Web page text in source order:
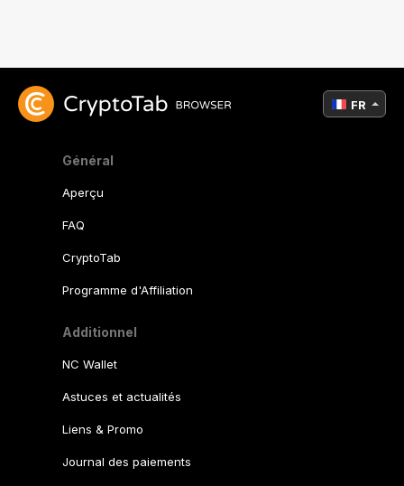
Général
Aperçu
FAQ
CryptoTab
Programme d'Affiliation
Additionnel
NC Wallet
Astuces et actualités
Liens & Promo
Journal des paiements
FR